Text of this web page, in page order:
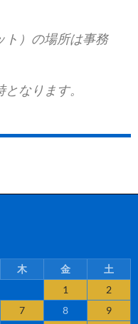
ト）の場所は事務
なります。
木 金
土
1
2
7 8
9